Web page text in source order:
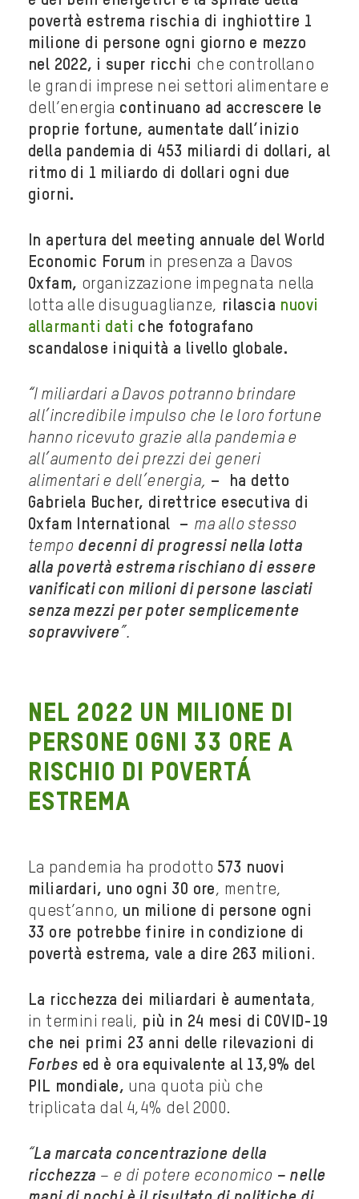
povertà estrema rischia di inghiottire 1
milione di persone ogni giorno e mezzo
nel 2022, i super ricchi che controllano
le grandi imprese nei settori alimentare e
dell’energia continuano ad accrescere le
proprie fortune, aumentate dall’inizio
della pandemia di 453 miliardi di dollari, al
ritmo di 1 miliardo di dollari ogni due
giorni.
In apertura del meeting annuale del World
Economic Forum in presenza a Davos
Oxfam, organizzazione impegnata nella
lotta alle disuguaglianze, rilascia nuovi
allarmanti dati che fotografano
scandalose iniquità a livello globale.
“I miliardari a Davos potranno brindare
all’incredibile impulso che le loro fortune
hanno ricevuto grazie alla pandemia e
all’aumento dei prezzi dei generi
alimentari e dell’energia, – ha detto
Gabriela Bucher, direttrice esecutiva di
Oxfam International – ma allo stesso
tempo decenni di progressi nella lotta
alla povertà estrema rischiano di essere
vanificati con milioni di persone lasciati
senza mezzi per poter semplicemente
sopravvivere ”.
NEL 2022 UN MILIONE DI
PERSONE OGNI 33 ORE A
RISCHIO DI POVERTÁ
ESTREMA
La pandemia ha prodotto 573 nuovi
miliardari, uno ogni 30 ore, mentre,
quest’anno, un milione di persone ogni
33 ore potrebbe finire in condizione di
povertà estrema, vale a dire 263 milioni .
La ricchezza dei miliardari è aumentata,
in termini reali, più in 24 mesi di COVID-19
che nei primi 23 anni delle rilevazioni di
Forbes ed è ora equivalente al 13,9% del
PIL mondiale, una quota più che
triplicata dal 4,4% del 2000.
La marcata concentrazione della
ricchezza – e di potere economico – nelle